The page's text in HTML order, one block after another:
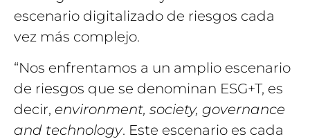
escenario digitalizado de riesgos cada
vez más complejo.
“Nos enfrentamos a un amplio escenario
de riesgos que se denominan ESG+T, es
decir, environment, society, governance
and technology. Este escenario es cada